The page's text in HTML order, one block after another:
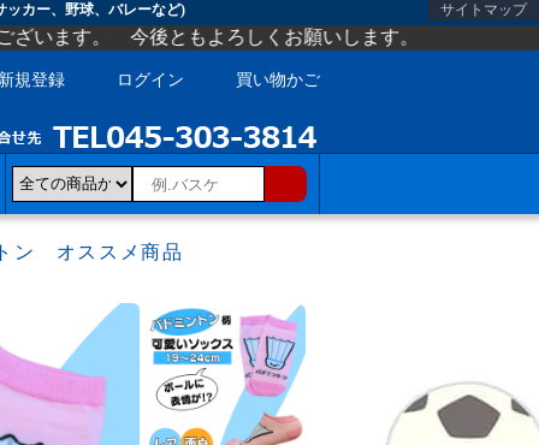
カー、野球、バレーなど)
もよろしくお願いします。
サイトマップ
規登録 ログイン 買い物かご
ン オススメ商品